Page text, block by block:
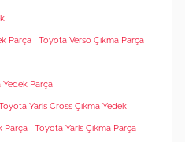
Parça Toyota Verso Çıkma Parça
Yedek Parça
Yaris Cross Çıkma Yedek
Parça Toyota Yaris Çıkma Parça